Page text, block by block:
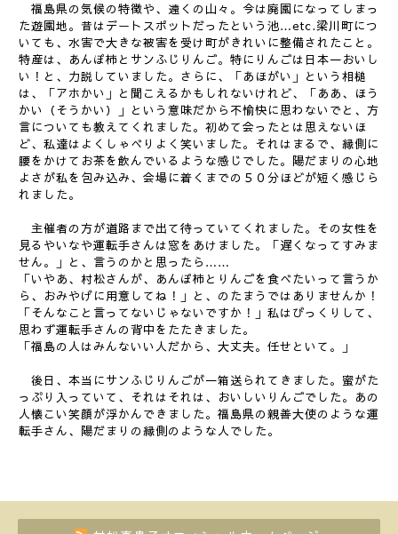
福島県の気候の特徴や、遠くの山々。今は廃園になってしまっ
た遊園地。昔はデートスポットだったという池…etc.梁川町につ
いても、水害で大きな被害を受け町がきれいに整備されたこと。
特産は、あんぽ柿とサンふじりんご。特にりんごは日本一おいし
い！と、力説していました。さらに、「あほがい」という相槌
は、「アホかい」と聞こえるかもしれないけれど、「ああ、ほう
かい（そうかい）」という意味だから不愉快に思わないでと、方
言についても教えてくれました。初めて会ったとは思えないほ
ど、私達はよくしゃべりよく笑いました。それはまるで、縁側に
腰をかけてお茶を飲んでいるような感じでした。陽だまりの心地
よさが私を包み込み、会場に着くまでの５０分ほどが短く感じら
れました。
主催者の方が道路まで出て待っていてくれました。その女性を
見るやいなや運転手さんは窓をあけました。「遅くなってすみま
せん。」と、言うのかと思ったら……
「いやあ、村松さんが、あんぽ柿とりんごを食べたいって言うか
ら、おみやげに用意してね！」と、のたまうではありませんか！
「そんなこと言ってないじゃないですか！」私はびっくりして、
思わず運転手さんの背中をたたきました。
「福島の人はみんないい人だから、大丈夫。任せといて。」
後日、本当にサンふじりんごが一箱送られてきました。蜜がた
っぷり入っていて、それはそれは、おいしいりんごでした。あの
人懐こい笑顔が浮かんできました。福島県の親善大使のような運
転手さん、陽だまりの縁側のような人でした。